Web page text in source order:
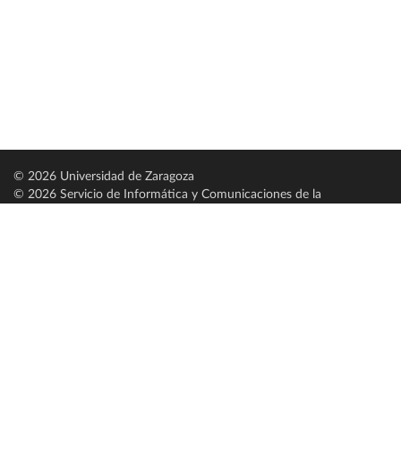
© 2026 Universidad de Zaragoza
© 2026 Servicio de Informática y Comunicaciones de la